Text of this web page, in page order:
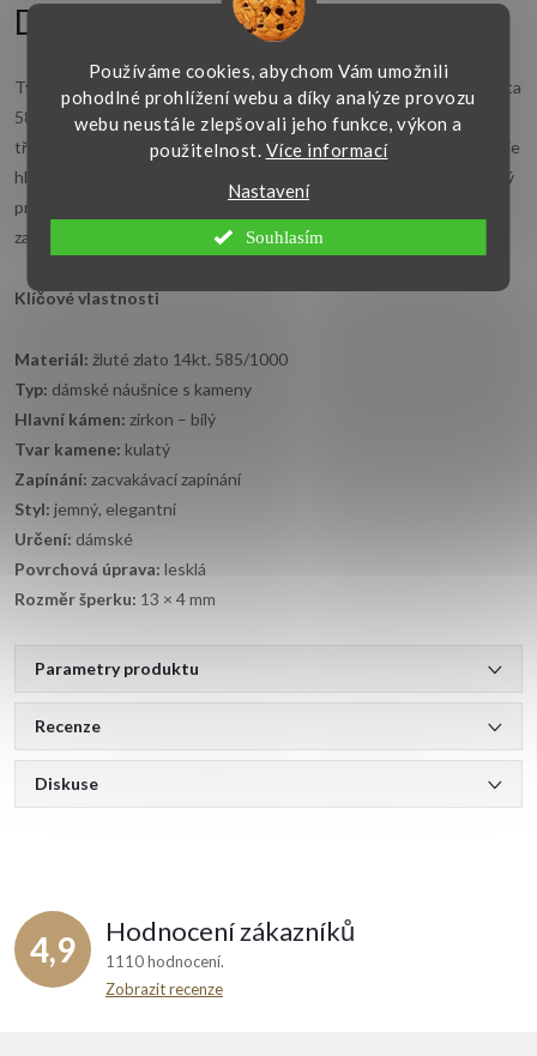
Používáme cookies, abychom Vám umožnili
pohodlné prohlížení webu a díky analýze provozu
webu neustále zlepšovali jeho funkce, výkon a
použitelnost. Více informací
Nastavení
Souhlasím
Detailní popis produktu
Tyto dámskézlaté náušnicejsou vyrobené z kvalitního žlutého zlata
585/1000. Přední část náušnic má obdélníkový tvar a je osazena
třemi kulatými bílými zirkony pod sebou. Lesklé provedení zvýrazňuje
hladký povrch zlata a čisté linie šperku. Rozměr 13 × 4 mm je vhodný
pro ženy, které hledají menší zlaté náušnice se zacvakávacím
zapínáním.
Klíčové vlastnosti
Materiál: žluté zlato 14kt. 585/1000
Typ: dámské náušnice s kameny
Hlavní kámen: zirkon – bílý
Tvar kamene: kulatý
Zapínání: zacvakávací zapínání
Styl: jemný, elegantní
Určení: dámské
Povrchová úprava: lesklá
Rozměr šperku: 13 × 4 mm
Parametry produktu
Recenze
Diskuse
4,9 Hodnocení zákazníků
1110 hodnocení
Zobrazit recenze